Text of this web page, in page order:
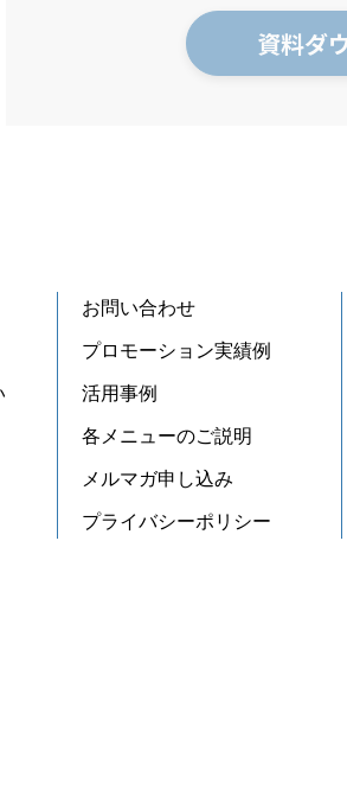
お問い合わせ
プロモーション実績例
活用事例
各メニューのご説明
メルマガ申し込み
プライバシーポリシー